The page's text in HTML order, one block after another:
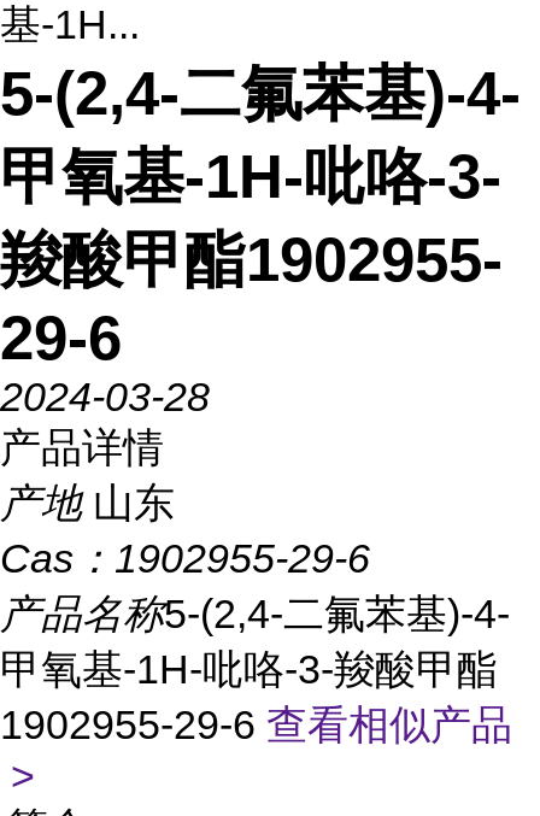
基-1H...
5-(2,4-二氟苯基)-4-
甲氧基-1H-吡咯-3-
羧酸甲酯1902955-
29-6
2024-03-28
产品详情
产地 山东
Cas： 1902955-29-6
产品名称5-(2,4-二氟苯基)-4-
甲氧基-1H-吡咯-3-羧酸甲酯
1902955-29-6 查看相似产品
>